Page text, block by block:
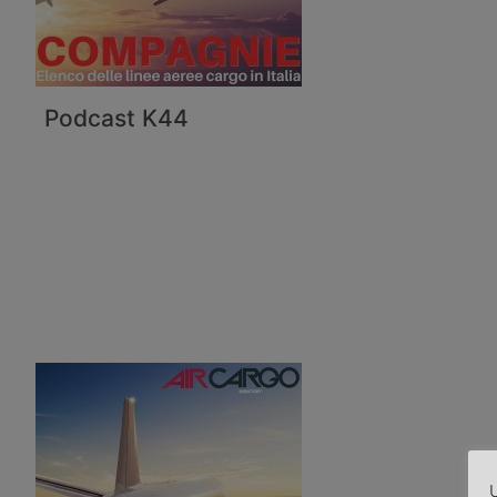
Podcast K44